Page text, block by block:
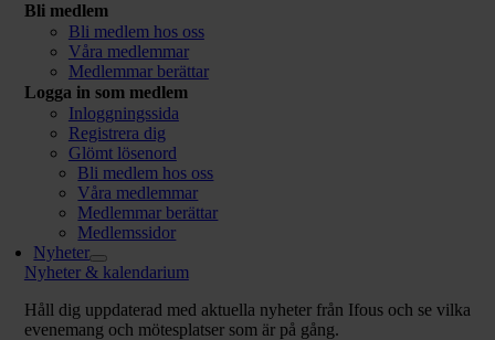
Bli medlem
Bli medlem hos oss
Våra medlemmar
Medlemmar berättar
Logga in som medlem
Inloggningssida
Registrera dig
Glömt lösenord
Bli medlem hos oss
Våra medlemmar
Medlemmar berättar
Medlemssidor
Nyheter
Nyheter & kalendarium
Håll dig uppdaterad med aktuella nyheter från Ifous och se vilka
evenemang och mötesplatser som är på gång.